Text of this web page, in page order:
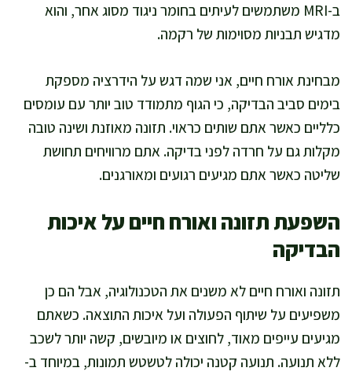
ב-MRI משתמשים לעיתים בחומר ניגוד מסוג אחר, והוא
מדגיש תבניות מסוימות של רקמה.
מבחינת אורח חיים, אני שמה דגש על הידרציה מספקת
בימים סביב הבדיקה, כי הגוף מתמודד טוב יותר עם עומסים
כלליים כאשר אתם שותים כראוי. תזונה מאוזנת ושינה טובה
מקלות גם על חרדה לפני בדיקה. אתם מרוויחים תחושת
שליטה כאשר אתם מגיעים רגועים ומאורגנים.
השפעת תזונה ואורח חיים על איכות
הבדיקה
תזונה ואורח חיים לא משנים את הטכנולוגיה, אבל הם כן
משפיעים על שיתוף הפעולה ועל איכות התוצאה. כשאתם
מגיעים עייפים מאוד, לחוצים או מיובשים, קשה יותר לשכב
ללא תנועה. תנועה קטנה יכולה לטשטש תמונות, במיוחד ב-